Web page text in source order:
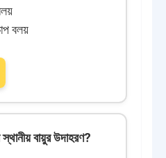
বলয়
বায়ুর উদাহরণ?